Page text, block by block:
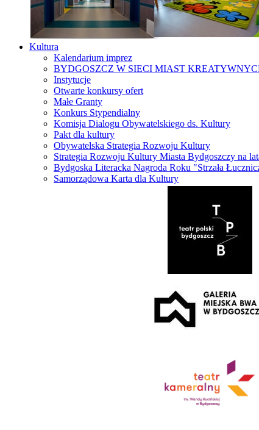
Kultura
Kalendarium imprez
BYDGOSZCZ W SIECI MIAST
Instytucje
Otwarte konkursy ofert
Małe Granty
Konkurs Stypendialny
Komisja Dialogu Obywatelskiego ds. Kultury
Pakt dla kultury
Obywatelska Strategia Rozwoju Kultury
Strategia Rozwoju Kultury Miasta Bydgoszczy na
Bydgoska Literacka Nagroda Roku "Strzała
Samorządowa Karta dla Kultury